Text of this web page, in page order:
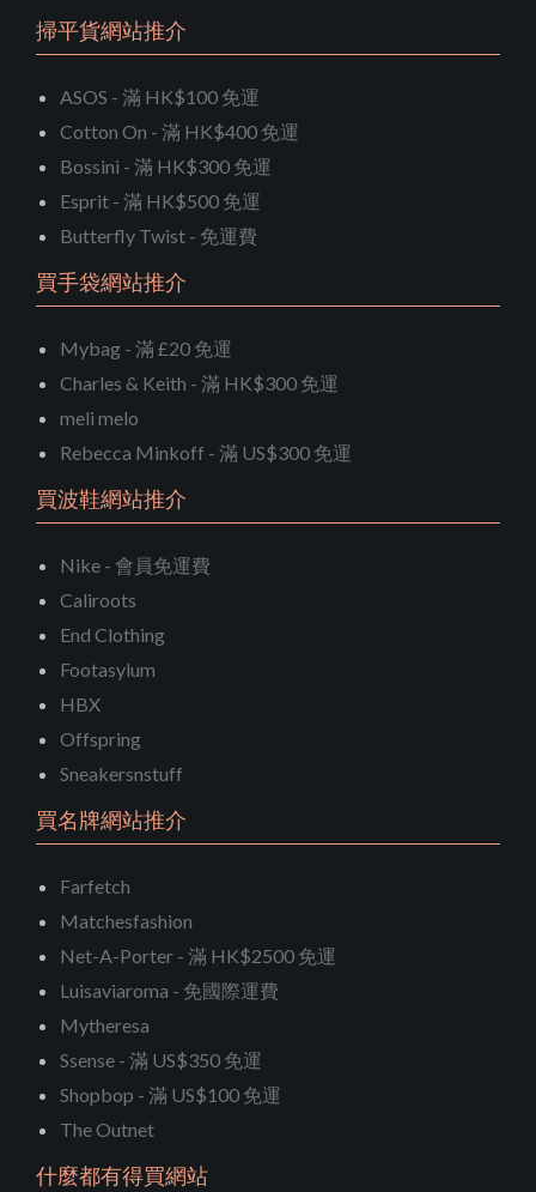
掃平貨網站推介
ASOS - 滿 HK$100 免運
Cotton On - 滿 HK$400 免運
Bossini - 滿 HK$300 免運
Esprit - 滿 HK$500 免運
Butterfly Twist - 免運費
買手袋網站推介
Mybag - 滿 £20 免運
Charles & Keith - 滿 HK$300 免運
meli melo
Rebecca Minkoff - 滿 US$300 免運
買波鞋網站推介
Nike - 會員免運費
Caliroots
End Clothing
Footasylum
HBX
Offspring
Sneakersnstuff
買名牌網站推介
Farfetch
Matchesfashion
Net-A-Porter - 滿 HK$2500 免運
Luisaviaroma - 免國際運費
Mytheresa
Ssense - 滿 US$350 免運
Shopbop - 滿 US$100 免運
The Outnet
什麼都有得買網站